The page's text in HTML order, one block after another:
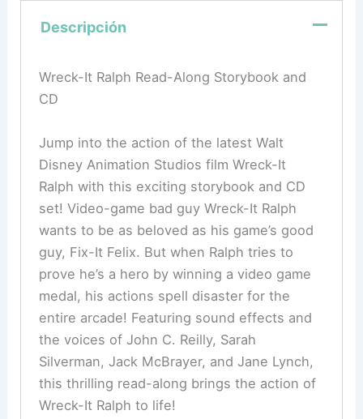
Descripción
Wreck-It Ralph Read-Along Storybook and
CD
Jump into the action of the latest Walt
Disney Animation Studios film Wreck-It
Ralph with this exciting storybook and CD
set! Video-game bad guy Wreck-It Ralph
wants to be as beloved as his game’s good
guy, Fix-It Felix. But when Ralph tries to
prove he’s a hero by winning a video game
medal, his actions spell disaster for the
entire arcade! Featuring sound effects and
the voices of John C. Reilly, Sarah
Silverman, Jack McBrayer, and Jane Lynch,
this thrilling read-along brings the action of
Wreck-It Ralph to life!